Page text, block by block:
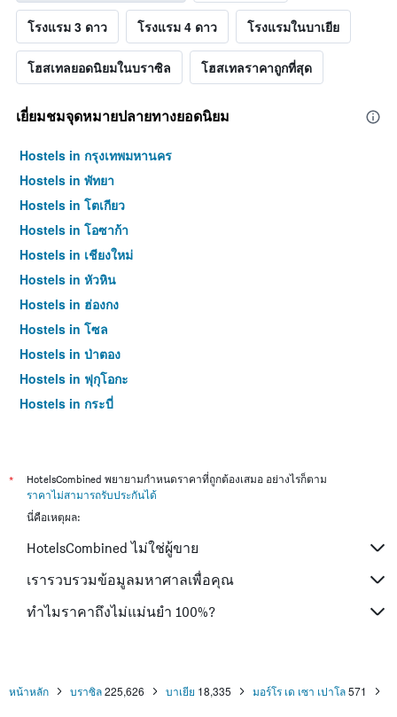
โรงแรม 3 ดาว โรงแรม 4 ดาว โรงแรมในบาเยีย
โฮสเทลยอดนิยมในบราซิล โฮสเทลราคาถูกที่สุด
เยี่ยมชมจุดหมายปลายทางยอดนิยม
Hostels in กรุงเทพมหานคร
Hostels in พัทยา
Hostels in โตเกียว
Hostels in โอซาก้า
Hostels in เชียงใหม่
Hostels in หัวหิน
Hostels in ฮ่องกง
Hostels in โซล
Hostels in ป่าตอง
Hostels in ฟุกุโอกะ
Hostels in กระบี่
Hostels in เซี่ยงไฮ้
Hostels in ไทเป
Hostels in หาดใหญ่
Hostels in ภูเก็ต
Hostels in เกียวโต
*
HotelsCombined พยายามกำหนดราคาที่ถูกต้องเสมอ อย่างไรก็ตาม
ราคาไม่สามารถรับประกันได้
นี่คือเหตุผล:
HotelsCombined ไม่ใช่ผู้ขาย
เรารวบรวมข้อมูลมหาศาลเพื่อคุณ
ทำไมราคาถึงไม่แม่นยำ 100%?
หน้าหลัก บราซิล225,626 บาเยีย 18,335 มอร์โร เด เซา เปาโล571